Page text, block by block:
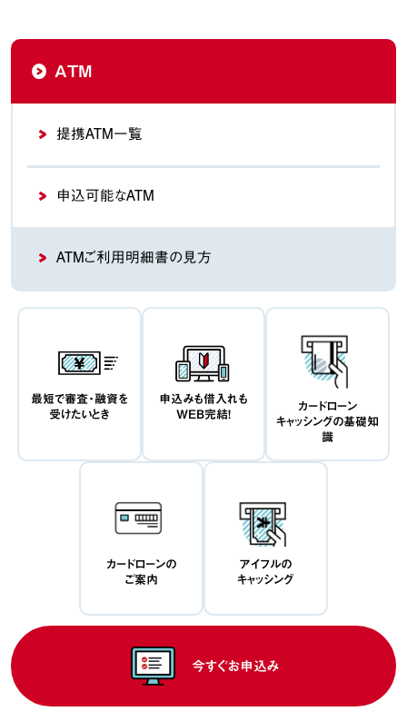
ATM
提携ATM一覧
申込可能なATM
ATMご利用明細書の見方
最短で審査・融資を
受けたいとき
申込みも借入れも
WEB完結！
カードローン
キャッシングの基礎知
識
カードローンの
ご案内
アイフルの
キャッシング
今すぐお申込み